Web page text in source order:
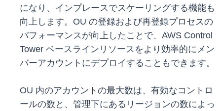
になり、インプレースでスケーリングする機能も
向上します。OU の登録および再登録プロセスの
パフォーマンスが向上したことで、AWS Control
Tower ベースラインリソースをより効率的にメン
バーアカウントにデプロイすることもできます。
OU 内のアカウントの最大数は、有効なコントロ
ールの数と、管理下にあるリージョンの数によっ